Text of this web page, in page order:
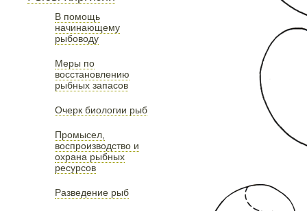
В помощь
начинающему
рыбоводу
Меры по
восстановлению
рыбных запасов
Очерк биологии рыб
Промысел,
воспроизводство и
охрана рыбных
ресурсов
Разведение рыб